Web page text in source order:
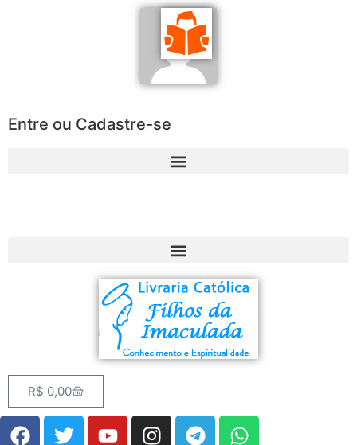
Entre ou Cadastre-se
R$ 0,00